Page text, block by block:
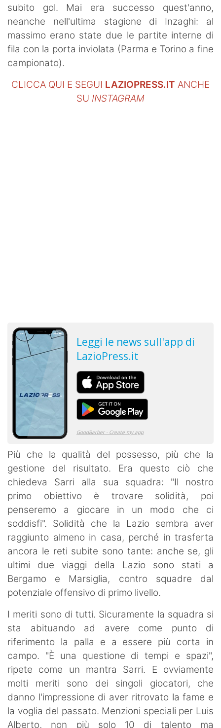
subito gol. Mai era successo quest'anno,
neanche nell'ultima stagione di Inzaghi: al
massimo erano state due le partite interne di
fila con la porta inviolata (Parma e Torino a fine
campionato).
CLICCA QUI E SEGUI LAZIOPRESS.IT ANCHE
SU INSTAGRAM
Più che la qualità del possesso, più che la
gestione del risultato. Era questo ciò che
chiedeva Sarri alla sua squadra: "Il nostro
primo obiettivo è trovare solidità, poi
penseremo a giocare in un modo che ci
soddisfi". Solidità che la Lazio sembra aver
raggiunto almeno in casa, perché in trasferta
ancora le reti subite sono tante: anche se, gli
ultimi due viaggi della Lazio sono stati a
Bergamo e Marsiglia, contro squadre dal
potenziale offensivo di primo livello.
I meriti sono di tutti. Sicuramente la squadra si
sta abituando ad avere come punto di
riferimento la palla e a essere più corta in
campo. "È una questione di tempi e spazi",
ripete come un mantra Sarri. E ovviamente
molti meriti sono dei singoli giocatori, che
danno l'impressione di aver ritrovato la fame e
la voglia del passato. Menzioni speciali per Luis
Alberto, non più solo 10 di talento ma